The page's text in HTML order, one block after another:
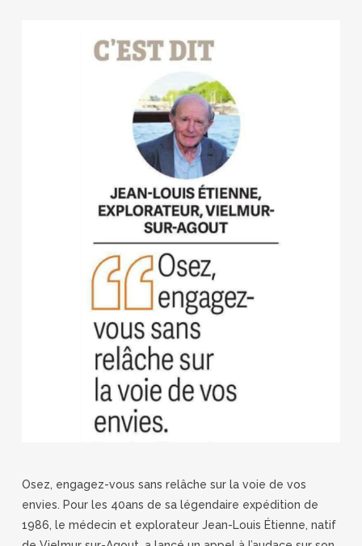
Osez, engagez-vous sans relâche sur la voie de vos
envies. Pour les 40ans de sa légendaire expédition de
1986, le médecin et explorateur Jean-Louis Étienne, natif